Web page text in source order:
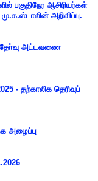
பகுதிநேர ஆசிரியர்கள்
அறிவிப்பு.
தோ்வு அட்டவணை
- தற்காலிக தெரிவுப்
அழைப்பு